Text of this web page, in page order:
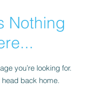
Nothing
you’re looking for.
back home.